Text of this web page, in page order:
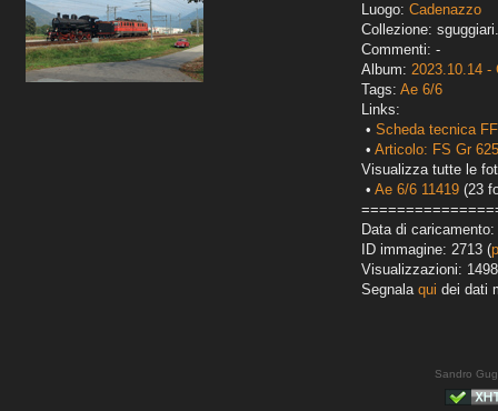
Luogo: Cadenazzo
Collezione:
Commenti: -
Album: 2023.10.14 -
Tags: Ae 6/6
Links:
• Scheda tecnica
• Articolo: FS Gr
Visualizza tutte le
• Ae 6/6 11419 (23
Data di
ID immagine: 2713 (
Visualizzazioni: 1498
Segnala qui dei dati
Sandro